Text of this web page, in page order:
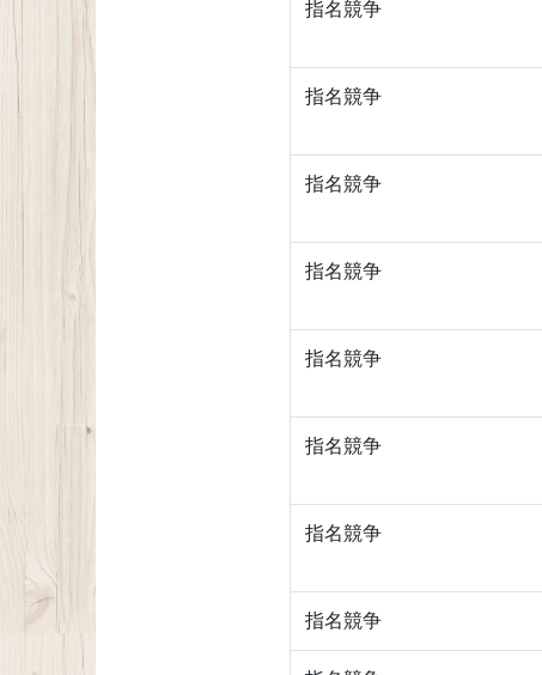
指名競争
指名競争
指名競争
指名競争
指名競争
指名競争
指名競争
指名競争